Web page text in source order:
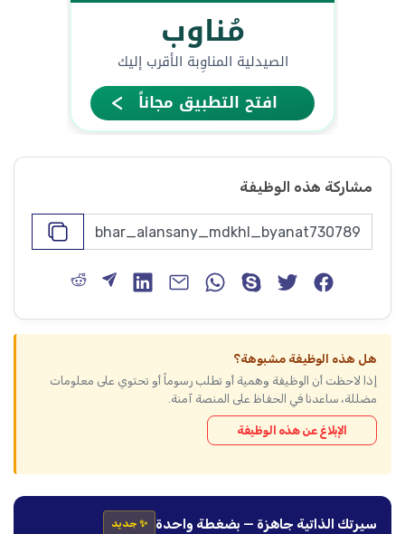
مشاركة هذه الوظيفة
هل هذه الوظيفة مشبوهة؟
إذا لاحظت أن الوظيفة وهمية أو تطلب رسوماً أو تحتوي على معلومات
مضللة، ساعدنا في الحفاظ على المنصة آمنة.
الإبلاغ عن هذه الوظيفة
سيرتك الذاتية جاهزة — بضغطة واحدة ✨ جديد